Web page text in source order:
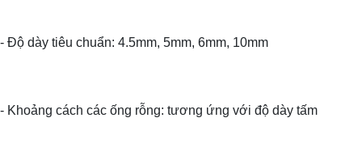
- Độ dày tiêu chuẩn: 4.5mm, 5mm, 6mm, 10mm
- Khoảng cách các ống rỗng: tương ứng với độ dày tấm